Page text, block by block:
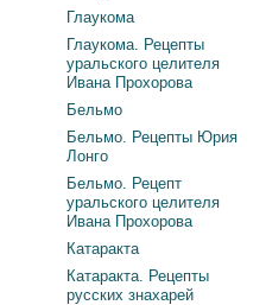
Глаукома
Глаукома. Рецепты
уральского целителя
Ивана Прохорова
Бельмо
Бельмо. Рецепты Юрия
Лонго
Бельмо. Рецепт
уральского целителя
Ивана Прохорова
Катаракта
Катаракта. Рецепты
русских знахарей